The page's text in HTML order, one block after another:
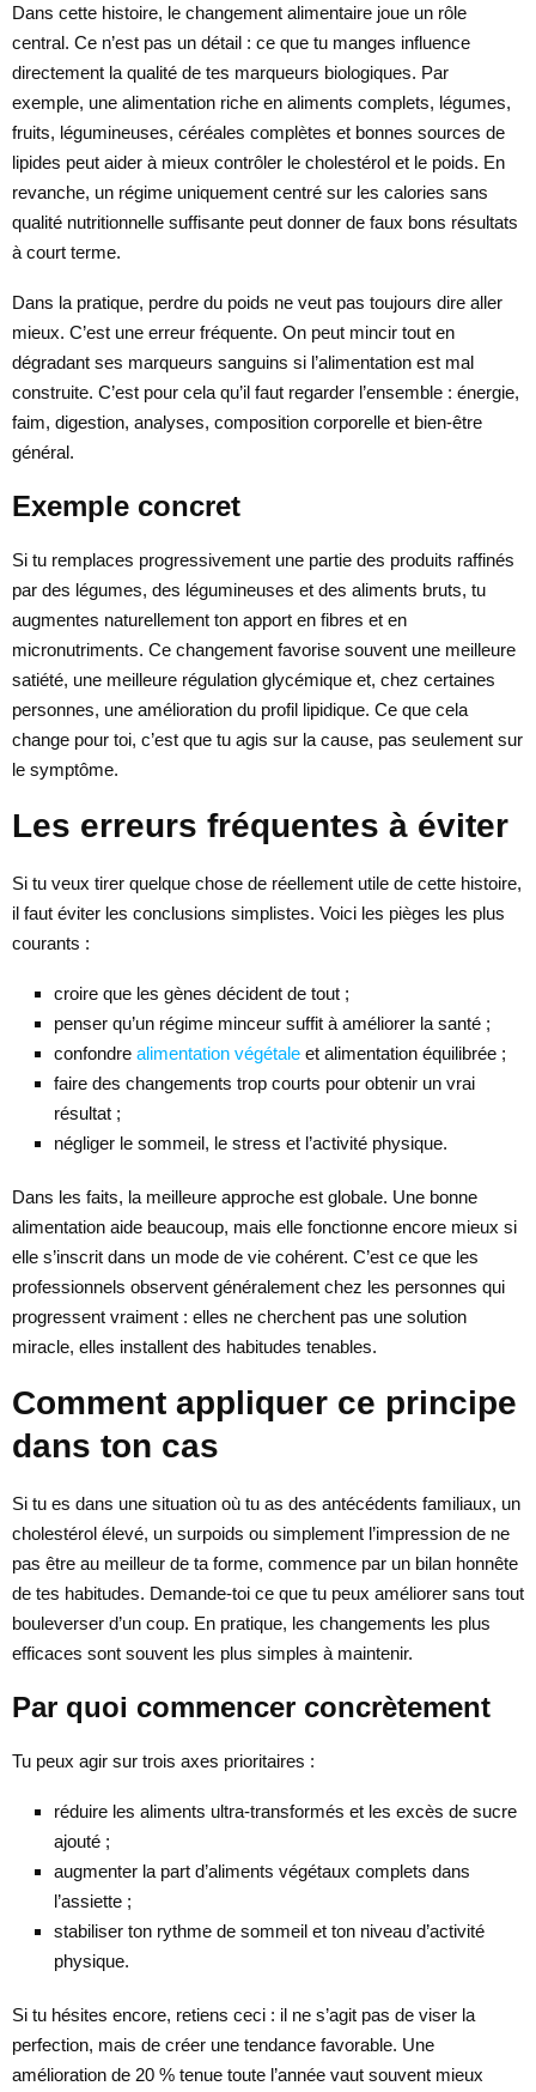
Dans cette histoire, le changement alimentaire joue un rôle
central. Ce n’est pas un détail : ce que tu manges influence
directement la qualité de tes marqueurs biologiques. Par
exemple, une alimentation riche en aliments complets, légumes,
fruits, légumineuses, céréales complètes et bonnes sources de
lipides peut aider à mieux contrôler le cholestérol et le poids. En
revanche, un régime uniquement centré sur les calories sans
qualité nutritionnelle suffisante peut donner de faux bons résultats
à court terme.
Dans la pratique, perdre du poids ne veut pas toujours dire aller
mieux. C’est une erreur fréquente. On peut mincir tout en
dégradant ses marqueurs sanguins si l’alimentation est mal
construite. C’est pour cela qu’il faut regarder l’ensemble : énergie,
faim, digestion, analyses, composition corporelle et bien-être
général.
Exemple concret
Si tu remplaces progressivement une partie des produits raffinés
par des légumes, des légumineuses et des aliments bruts, tu
augmentes naturellement ton apport en fibres et en
micronutriments. Ce changement favorise souvent une meilleure
satiété, une meilleure régulation glycémique et, chez certaines
personnes, une amélioration du profil lipidique. Ce que cela
change pour toi, c’est que tu agis sur la cause, pas seulement sur
le symptôme.
Les erreurs fréquentes à éviter
Si tu veux tirer quelque chose de réellement utile de cette histoire,
il faut éviter les conclusions simplistes. Voici les pièges les plus
courants :
croire que les gènes décident de tout ;
penser qu’un régime minceur suffit à améliorer la santé ;
confondre alimentation végétale et alimentation équilibrée ;
faire des changements trop courts pour obtenir un vrai
résultat ;
négliger le sommeil, le stress et l’activité physique.
Dans les faits, la meilleure approche est globale. Une bonne
alimentation aide beaucoup, mais elle fonctionne encore mieux si
elle s’inscrit dans un mode de vie cohérent. C’est ce que les
professionnels observent généralement chez les personnes qui
progressent vraiment : elles ne cherchent pas une solution
miracle, elles installent des habitudes tenables.
Comment appliquer ce principe
dans ton cas
Si tu es dans une situation où tu as des antécédents familiaux, un
cholestérol élevé, un surpoids ou simplement l’impression de ne
pas être au meilleur de ta forme, commence par un bilan honnête
de tes habitudes. Demande-toi ce que tu peux améliorer sans tout
bouleverser d’un coup. En pratique, les changements les plus
efficaces sont souvent les plus simples à maintenir.
Par quoi commencer concrètement
Tu peux agir sur trois axes prioritaires :
réduire les aliments ultra-transformés et les excès de sucre
ajouté ;
augmenter la part d’aliments végétaux complets dans
l’assiette ;
stabiliser ton rythme de sommeil et ton niveau d’activité
physique.
Si tu hésites encore, retiens ceci : il ne s’agit pas de viser la
perfection, mais de créer une tendance favorable. Une
amélioration de 20 % tenue toute l’année vaut souvent mieux